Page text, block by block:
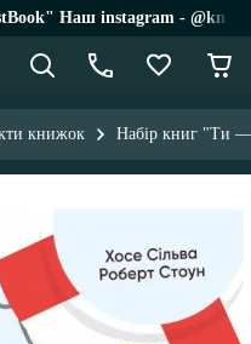
Наш instagram -
книжок Набір книг "Ти —